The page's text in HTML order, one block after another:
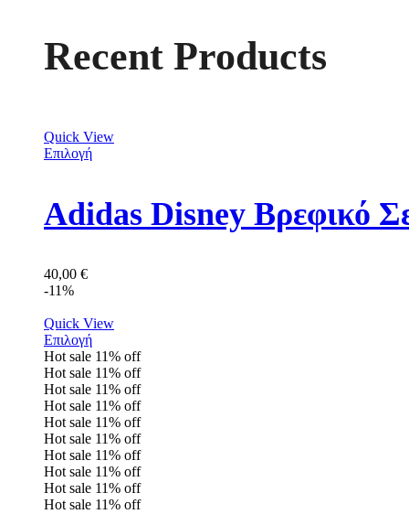
Recent Products
Quick View
Επιλογή
Adidas Disney Βρεφικό
40,00 €
-11%
Quick View
Επιλογή
Hot sale 11% off
Hot sale 11% off
Hot sale 11% off
Hot sale 11% off
Hot sale 11% off
Hot sale 11% off
Hot sale 11% off
Hot sale 11% off
Hot sale 11% off
Hot sale 11% off